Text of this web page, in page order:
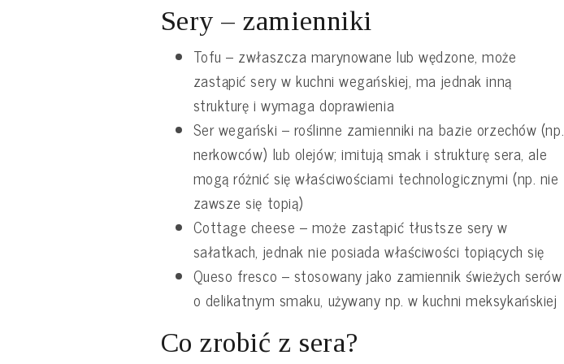
Sery – zamienniki
Tofu – zwłaszcza marynowane lub wędzone, może
zastąpić sery w kuchni wegańskiej, ma jednak inną
strukturę i wymaga doprawienia
Ser wegański – roślinne zamienniki na bazie orzechów (np.
nerkowców) lub olejów; imitują smak i strukturę sera, ale
mogą różnić się właściwościami technologicznymi (np. nie
zawsze się topią)
Cottage cheese – może zastąpić tłustsze sery w
sałatkach, jednak nie posiada właściwości topiących się
Queso fresco – stosowany jako zamiennik świeżych serów
o delikatnym smaku, używany np. w kuchni meksykańskiej
Co zrobić z sera?